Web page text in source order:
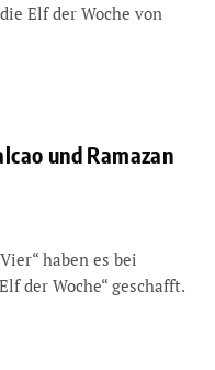
Elf der Woche von
und Ramazan
haben es bei
der Woche“ geschafft.